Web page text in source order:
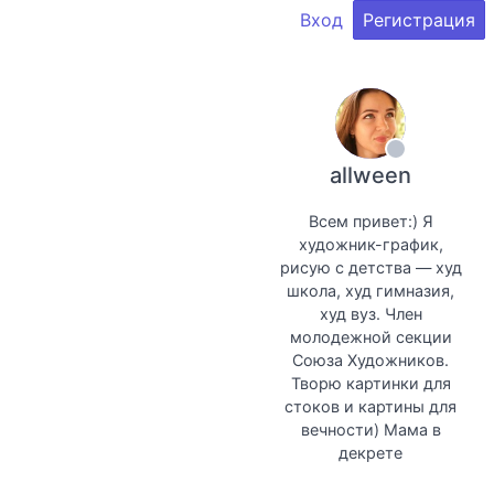
Вход Регистрация
allween
Всем привет:) Я
художник-график,
рисую с детства — худ
школа, худ гимназия,
худ вуз. Член
молодежной секции
Союза Художников.
Творю картинки для
стоков и картины для
вечности) Мама в
декрете